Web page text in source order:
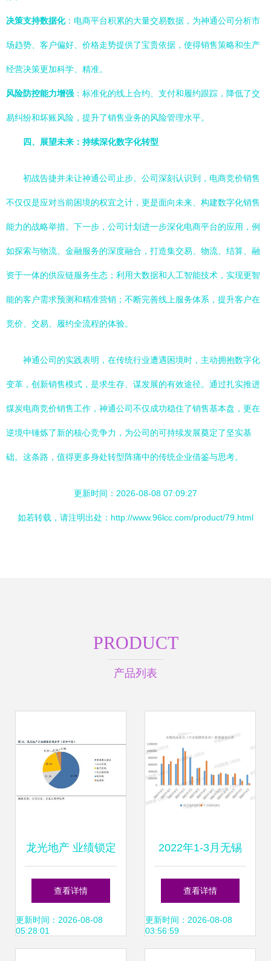
决策支持数据化：电商平台积累的大量交易数据，为神通公司分析市
场趋势、客户偏好、价格走势提供了宝贵依据，使得销售策略和生产
经营决策更加科学、精准。
风险防控能力增强 ：标准化的线上合约、支付和履约跟踪，降低了交
易纠纷和坏账风险，提升了销售业务的风险管理水平。
四、展望未来：持续深化数字化转型
初战告捷并未让神通公司止步。公司深刻认识到，电商竞价销售
不仅仅是应对当前困境的权宜之计，更是面向未来、构建数字化销售
能力的战略举措。下一步，公司计划进一步深化电商平台的应用，例
如探索与物流、金融服务的深度融合，打造集交易、物流、结算、融
资于一体的供应链服务生态；利用大数据和人工智能技术，实现更智
能的客户需求预测和精准营销；不断完善线上服务体系，提升客户在
竞价、交易、履约全流程的体验。
神通公司的实践表明，在传统行业遭遇困境时，主动拥抱数字化
变革，创新销售模式，是求生存、谋发展的有效途径。通过扎实推进
煤炭电商竞价销售工作，神通公司不仅成功稳住了销售基本盘，更在
逆境中锤炼了新的核心竞争力，为公司的可持续发展奠定了坚实基
础。这条路，值得更多身处转型阵痛中的传统企业借鉴与思考。
更新时间：2026-08-08 07:09:27
如若转载，请注明出处：http://www.96lcc.com/product/79.html
PRODUCT
产品列表
龙光地产 业绩锁定
性强，销售高增长
叠加可观股息，投
查看详情
更新时间：2026-08-08
05:28:01
2022年1-3月无锡
房地产企业销售业
绩TOP10分析
查看详情
更新时间：2026-08-08
03:56:59